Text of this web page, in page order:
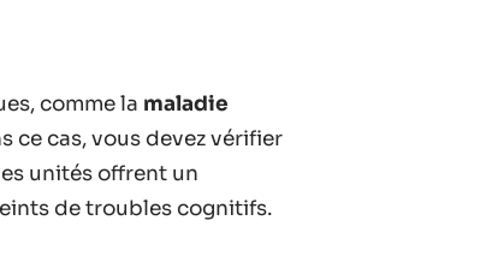
comme la maladie
ce cas, vous devez vérifier
unités offrent un
de troubles cognitifs.